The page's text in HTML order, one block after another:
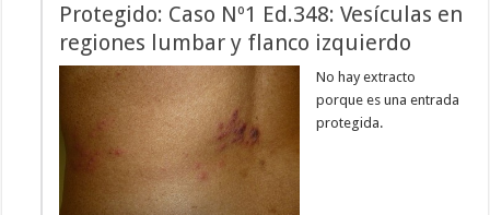
Protegido: Caso Nº1 Ed.348: Vesículas en
regiones lumbar y flanco izquierdo
No hay extracto
porque es una entrada
protegida.